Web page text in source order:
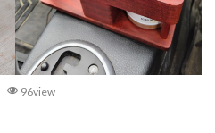
96view